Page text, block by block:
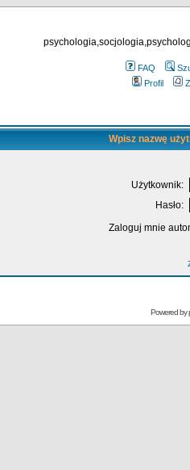
FAQ
Profil
Wpisz nazwę
Użytkownik:
Hasło:
Zaloguj mnie
Powered by